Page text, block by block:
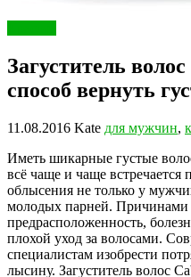
Загуститель
способ вернуть
11.08.2016 Kate для мужчин,
Иметь шикарные густые
всё чаще и чаще
облысения не только у
молодых парней. Причинами
предрасположенность,
плохой уход за волосами.
специалистам изобрести
лысину. Загуститель волос